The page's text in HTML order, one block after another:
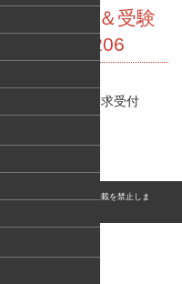
問題) 発行＆受験
地盤通信206
受験申込用紙 請求受付
属します。無断転用・転載を禁止しま